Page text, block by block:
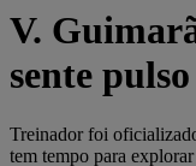
V.
sente
Treinador foi
tem tempo para